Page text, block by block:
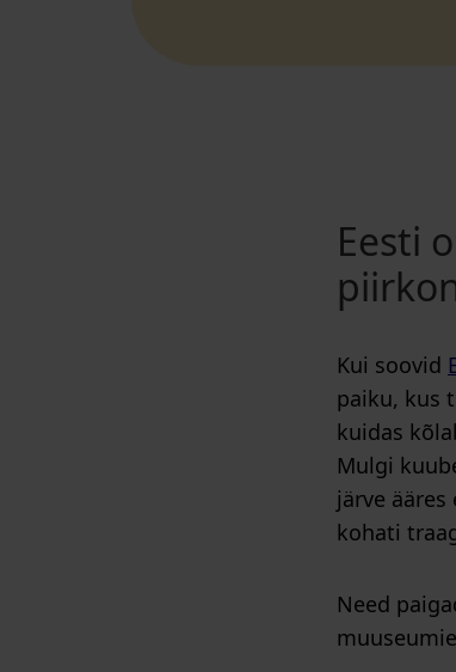
Eesti
Kui soovid
paiku, kus
kuidas
Mulgi
järve ääres
kohati
Need